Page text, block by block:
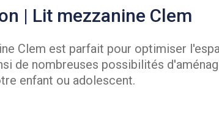
| Lit mezzanine Clem
Clem est parfait pour optimiser
de nombreuses possibilités
enfant ou adolescent.